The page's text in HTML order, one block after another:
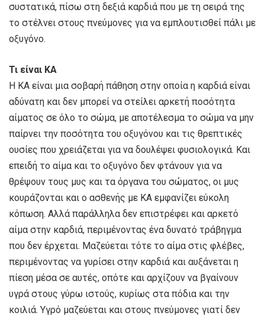
συστατικά, πίσω στη δεξιά καρδιά που με τη σειρά της
το στέλνει στους πνεύμονες για να εμπλουτισθεί πάλι με
οξυγόνο.
Τι είναι ΚΑ
Η ΚΑ είναι μια σοβαρή πάθηση στην οποία η καρδιά είναι
αδύνατη και δεν μπορεί να στείλει αρκετή ποσότητα
αίματος σε όλο το σώμα, με αποτέλεσμα το σώμα να μην
παίρνει την ποσότητα του οξυγόνου και τις θρεπτικές
ουσίες που χρειάζεται για να δουλέψει φυσιολογικά. Και
επειδή το αίμα και το οξυγόνο δεν φτάνουν για να
θρέψουν τους μυς και τα όργανα του σώματος, οι μυς
κουράζονται και ο ασθενής με ΚΑ εμφανίζει εύκολη
κόπωση. Αλλά παράλληλα δεν επιστρέφει και αρκετό
αίμα στην καρδιά, περιμένοντας ένα δυνατό τράβηγμα
που δεν έρχεται. Μαζεύεται τότε το αίμα στις φλέβες,
περιμένοντας να γυρίσει στην καρδιά και αυξάνεται η
πίεση μέσα σε αυτές, οπότε και αρχίζουν να βγαίνουν
υγρά στους γύρω ιστούς, κυρίως στα πόδια και την
κοιλιά. Υγρό μαζεύεται και στους πνεύμονες γιατί δεν